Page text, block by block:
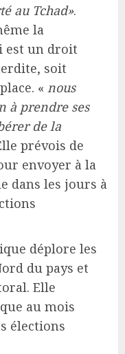
au Tchad».
la
est un droit
soit
« nous
à prendre ses
de la
prévois de
envoyer à la
dans les jours à
déplore les
du pays et
Elle
au mois
élections